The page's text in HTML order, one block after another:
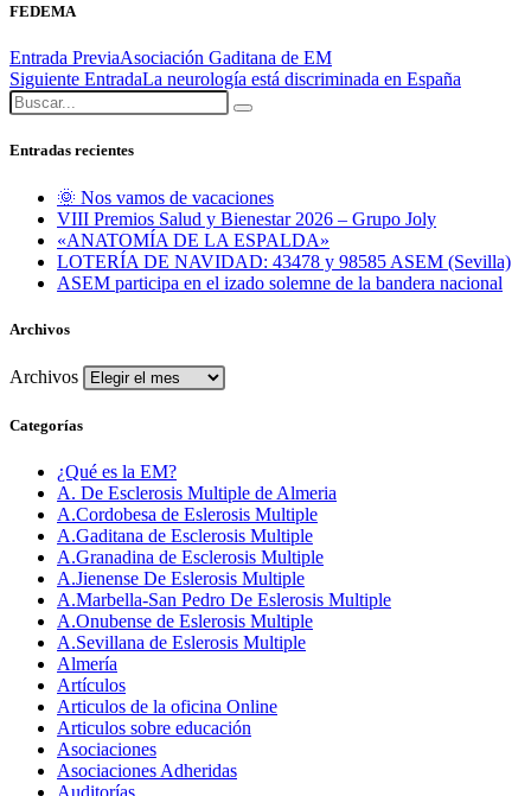
FEDEMA
Entrada PreviaAsociación Gaditana de EM
Siguiente EntradaLa neurología está discriminada en España
Entradas recientes
🌞 Nos vamos de vacaciones
VIII Premios Salud y Bienestar 2026 – Grupo Joly
«ANATOMÍA DE LA ESPALDA»
LOTERÍA DE NAVIDAD: 43478 y 98585 ASEM (Sevilla)
ASEM participa en el izado solemne de la bandera nacional
Archivos
Archivos
Categorías
¿Qué es la EM?
A. De Esclerosis Multiple de Almeria
A.Cordobesa de Eslerosis Multiple
A.Gaditana de Esclerosis Multiple
A.Granadina de Esclerosis Multiple
A.Jienense De Eslerosis Multiple
A.Marbella-San Pedro De Eslerosis Multiple
A.Onubense de Eslerosis Multiple
A.Sevillana de Eslerosis Multiple
Almería
Artículos
Articulos de la oficina Online
Articulos sobre educación
Asociaciones
Asociaciones Adheridas